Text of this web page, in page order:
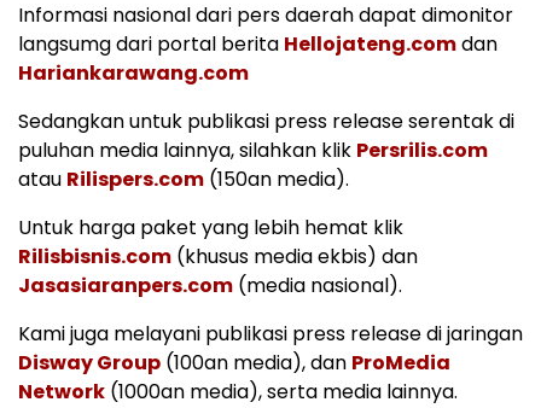
Informasi nasional dari pers daerah dapat dimonitor
langsumg dari portal berita Hellojateng.comdan
Hariankarawang.com
Sedangkan untuk publikasi press release serentak di
puluhan media lainnya, silahkan klik Persrilis.com
atau Rilispers.com (150an media).
Untuk harga paket yang lebih hemat klik
Rilisbisnis.com (khusus media ekbis) dan
Jasasiaranpers.com (media nasional).
Kami juga melayani publikasi press release di jaringan
Disway Group (100an media), dan ProMedia
Network (1000an media), serta media lainnya.